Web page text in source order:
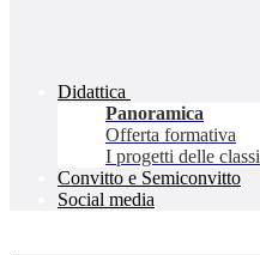
Didattica
Panoramica
Offerta formativa
I progetti delle classi
Convitto e Semiconvitto
Social media